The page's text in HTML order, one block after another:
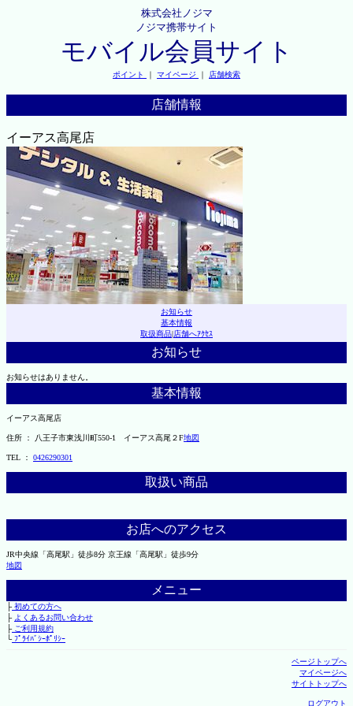
株式会社ノジマ
ノジマ携帯サイト
モバイル会員サイト
ポイント ｜ マイページ ｜ 店舗検索
店舗情報
イーアス高尾店
お知らせ
基本情報
取扱商品|店舗へｱｸｾｽ
お知らせ
お知らせはありません。
基本情報
イーアス高尾店
住所 ： 八王子市東浅川町550-1 イーアス高尾２F地図
TEL ： 0426290301
取扱い商品
お店へのアクセス
JR中央線「高尾駅」徒歩8分 京王線「高尾駅」徒歩9分
地図
メニュー
├初めての方へ
├ よくあるお問い合わせ
├ご利用規約
└ﾌﾟﾗｲﾊﾞｼｰﾎﾟﾘｼｰ
ページトップへ
マイページへ
サイトトップへ
ログアウト